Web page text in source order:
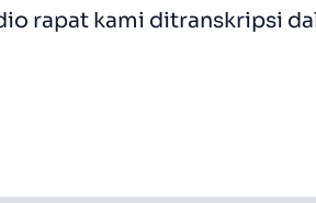
klip video dengan